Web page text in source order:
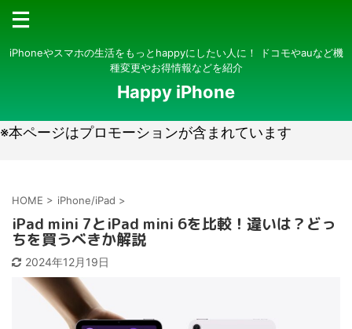
iPhoneやスマホの生活をもっとhappyにしたい人に！ ドコモやauなど機
種変更やお得情報などを紹介
Happy iPhone
※本ページはプロモーションが含まれています
HOME > iPhone/iPad >
iPad mini 7とiPad mini 6を比較！違いは？どっ
ちを買うべきか解説
2024年12月19日